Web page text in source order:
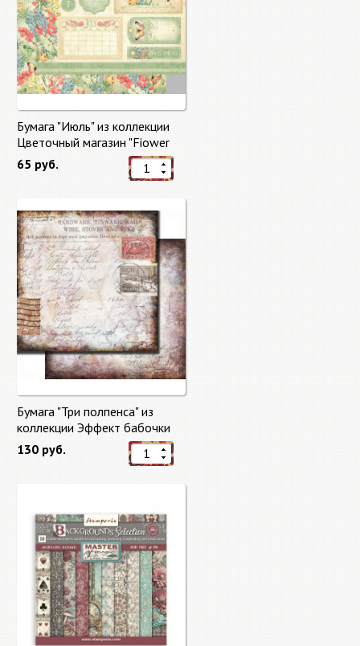
Бумага "Июль" из коллекции
Цветочный магазин "Fiower
Market"
65 руб.
Бумага "Три полпенса" из
коллекции Эффект бабочки
"Butterfly Effect"
130 руб.